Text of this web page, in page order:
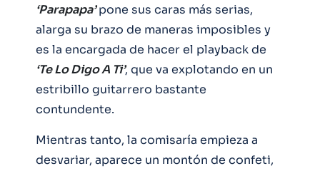
‘Parapapa’pone sus caras más serias,
alarga su brazo de maneras imposibles y
es la encargada de hacer el playback de
‘Te Lo Digo A Ti’, que va explotando en un
estribillo guitarrero bastante
contundente.
Mientras tanto, la comisaría empieza a
desvariar, aparece un montón de confeti,